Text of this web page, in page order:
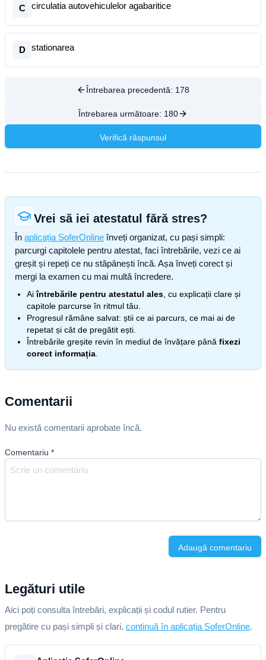
C circulatia autovehiculelor agabaritice
D stationarea
Întrebarea precedentă: 178
Întrebarea următoare: 180
Verifică răspunsul
Vrei să iei atestatul fără stres?
În aplicația SoferOnline înveți organizat, cu pași simpli:
parcurgi capitolele pentru atestat, faci întrebările, vezi ce ai
greșit și repeți ce nu stăpânești încă. Așa înveți corect și
mergi la examen cu mai multă încredere.
Aiîntrebările pentru atestatul ales , cu explicații clare și
capitole parcurse în ritmul tău.
Progresul rămâne salvat: știi ce ai parcurs, ce mai ai de
repetat și cât de pregătit ești.
Întrebările greșite revin în mediul de învățare până fixezi
corect informația
Comentarii
Nu există comentarii aprobate încă.
Comentariu *
Adaugă comentariu
Legături utile
Aici poți consulta întrebări, explicații și codul rutier. Pentru
pregătire cu pași simpli și clari, continuă în aplicația SoferOnline.